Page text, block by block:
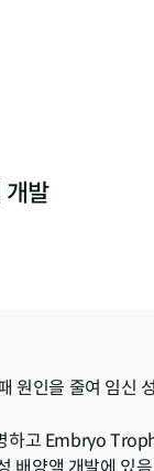
개발
원인을 줄여 임신
하고 Embryo